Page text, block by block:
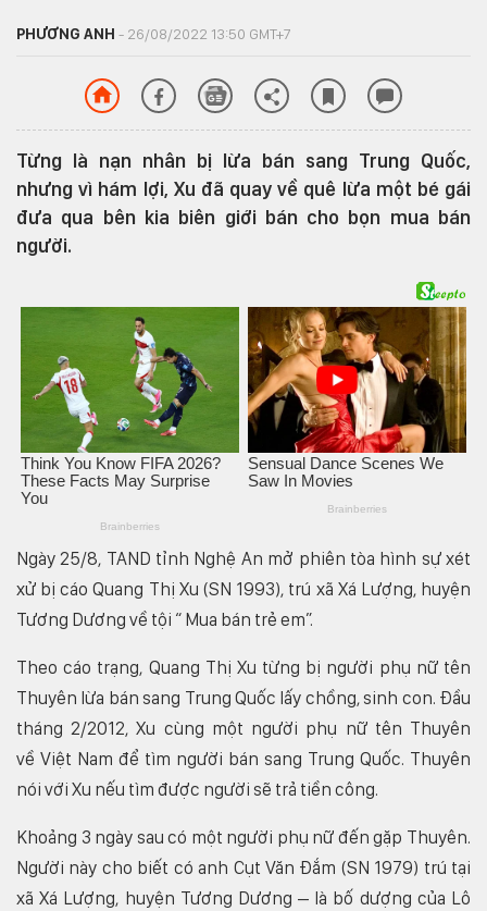
PHƯƠNG ANH - 26/08/2022 13:50 GMT+7
Từng là nạn nhân bị lừa bán sang Trung Quốc,
nhưng vì hám lợi, Xu đã quay về quê lừa một bé gái
đưa qua bên kia biên giới bán cho bọn mua bán
người.
Ngày 25/8, TAND tỉnh Nghệ An mở phiên tòa hình sự xét
xử bị cáo Quang Thị Xu (SN 1993), trú xã Xá Lượng, huyện
Tương Dương về tội “ Mua bán trẻ em”.
Theo cáo trạng, Quang Thị Xu từng bị người phụ nữ tên
Thuyên lừa bán sang Trung Quốc lấy chồng, sinh con. Đầu
tháng 2/2012, Xu cùng một người phụ nữ tên Thuyên
về Việt Nam để tìm người bán sang Trung Quốc. Thuyên
nói với Xu nếu tìm được người sẽ trả tiền công.
Khoảng 3 ngày sau có một người phụ nữ đến gặp Thuyên.
Người này cho biết có anh Cụt Văn Đắm (SN 1979) trú tại
xã Xá Lượng, huyện Tương Dương – là bố dượng của Lô